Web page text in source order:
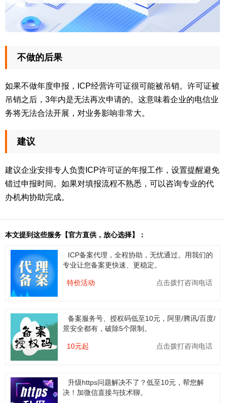
不做的后果
如果不做年度申报，ICP经营许可证很可能被吊销。许可证被
吊销之后，3年内是无法再次申请的。这意味着企业的电信业
务将无法合法开展，对业务影响非常大。
建议
建议企业安排专人负责ICP许可证的年报工作，设置提醒避免
错过申报时间。如果对填报流程不熟悉，可以咨询专业的代
办机构协助完成。
本文提到这些服务【官方直供，放心选择】：
ICP备案代理，全程协助，无忧通过。用我们的
专业让您备案更快速、更稳定。
特价活动 点击拨打咨询电话
备案服务号、授权码低至10元，阿里/腾讯/百度/
景安全都有，破除5个限制。
10元起 点击拨打咨询电话
升级https问题解决不了？低至10元，帮您解
决！加微信直接与技术聊。